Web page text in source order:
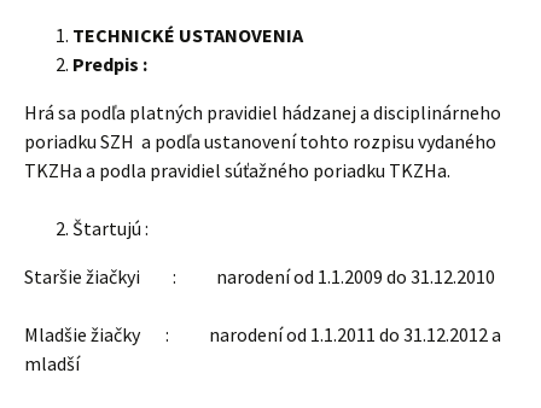
TECHNICKÉ USTANOVENIA
Predpis :
Hrá sa podľa platných pravidiel hádzanej a disciplinárneho
poriadku SZH a podľa ustanovení tohto rozpisu vydaného
TKZHa a podla pravidiel súťažného poriadku TKZHa.
Štartujú :
Staršie žiačkyi : narodení od 1.1.2009 do 31.12.2010
Mladšie žiačky : narodení od 1.1.2011 do 31.12.2012 a
mladší